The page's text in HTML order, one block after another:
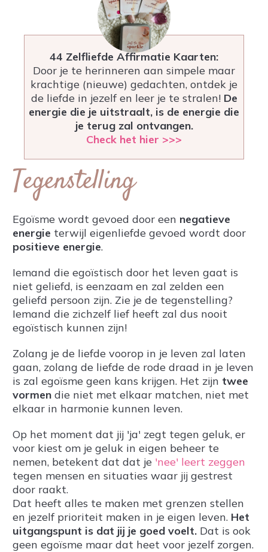
44 Zelfliefde Affirmatie Kaarten:
Door je te herinneren aan simpele maar
krachtige (nieuwe) gedachten, ontdek je
de liefde in jezelf en leer je te stralen! De
energie die je uitstraalt, is de energie die
je terug zal ontvangen.
Check het hier >>>
Tegenstelling
Egoïsme wordt gevoed door een negatieve
energie terwijl eigenliefde gevoed wordt door
positieve energie.
Iemand die egoïstisch door het leven gaat is
niet geliefd, is eenzaam en zal zelden een
geliefd persoon zijn. Zie je de tegenstelling?
Iemand die zichzelf lief heeft zal dus nooit
egoïstisch kunnen zijn!
Zolang je de liefde voorop in je leven zal laten
gaan, zolang de liefde de rode draad in je leven
is zal egoïsme geen kans krijgen. Het zijn twee
vormen die niet met elkaar matchen, niet met
elkaar in harmonie kunnen leven.
Op het moment dat jij 'ja' zegt tegen geluk, er
voor kiest om je geluk in eigen beheer te
nemen, betekent dat dat je 'nee' leert zeggen
tegen mensen en situaties waar jij gestrest
door raakt.
Dat heeft alles te maken met grenzen stellen
en jezelf prioriteit maken in je eigen leven. Het
uitgangspunt is dat jij je goed voelt. Dat is ook
geen egoïsme maar dat heet voor jezelf zorgen.